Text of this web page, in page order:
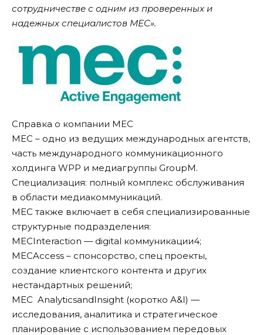
сотрудничестве с одним из проверенных и
надежных специалистов MEC».
Справка о компании МЕС
МЕС – одно из ведущих международных агентств,
часть международного коммуникационного
холдинга WPP и медиагруппы GroupM.
Специализация: полный комплекс обслуживания
в области медиакоммуникаций.
MEC также включает в себя специализированные
структурные подразделения:
MECInteraction — digital коммуникации4;
MECAccess – спонсорство, спец проекты,
создание клиентского контента и других
нестандартных решений;
MEC AnalyticsandInsight (коротко A&I) —
исследования, аналитика и стратегическое
планирование с использованием передовых